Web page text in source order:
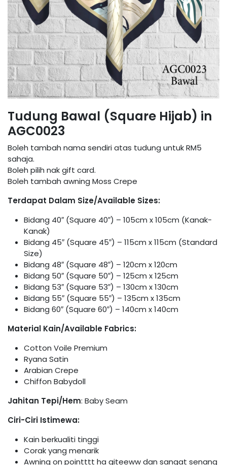
Tudung Bawal (Square Hijab) in
AGC0023
Boleh tambah nama sendiri atas tudung untuk RM5
sahaja.
Boleh pilih nak gift card.
Boleh tambah awning Moss Crepe
Terdapat Dalam Size/Available Sizes:
Bidang 40″ (Square 40″) – 105cm x 105cm (Kanak-
Kanak)
Bidang 45″ (Square 45″) – 115cm x 115cm (Standard
Size)
Bidang 48″ (Square 48″) – 120cm x 120cm
Bidang 50″ (Square 50″) – 125cm x 125cm
Bidang 53″ (Square 53″) – 130cm x 130cm
Bidang 55″ (Square 55″) – 135cm x 135cm
Bidang 60″ (Square 60″) – 140cm x 140cm
Material Kain/Available Fabrics:
Cotton Voile Premium
Ryana Satin
Arabian Crepe
Chiffon Babydoll
Jahitan Tepi/Hem: Baby Seam
Ciri-Ciri Istimewa:
Kain berkualiti tinggi
Corak yang menarik
Awning on pointttt ha giteeww dan sangat senang